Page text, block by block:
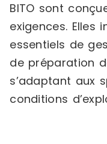
BITO sont
exigences. Elles
essentiels de
de préparation
s’adaptant aux
conditions